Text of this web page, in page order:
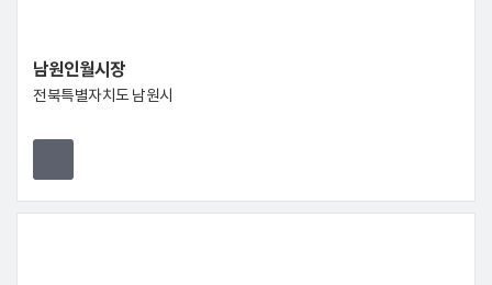
남원인월시장
전북특별자치도 남원시